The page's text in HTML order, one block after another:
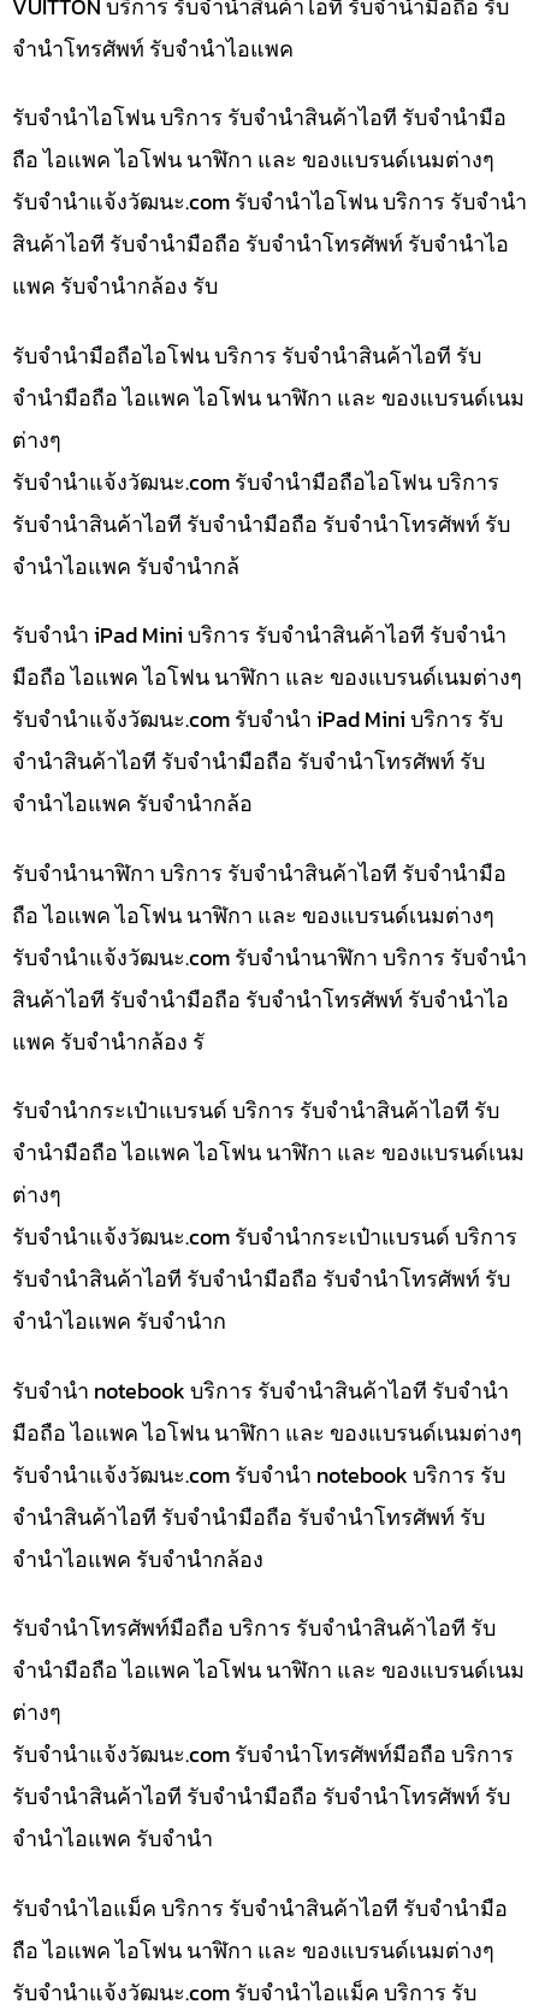
จำนำโทรศัพท์ รับจำนำไอแพค
รับจำนำไอโฟน บริการ รับจำนำสินค้าไอที รับจำนำมือ
ถือ ไอแพค ไอโฟน นาฬิกา และ ของแบรนด์เนมต่างๆ
รับจํานําแจ้งวัฒนะ.com รับจำนำไอโฟน บริการ รับจำนำ
สินค้าไอที รับจำนำมือถือ รับจำนำโทรศัพท์ รับจำนำไอ
แพค รับจำนำกล้อง รับ
รับจำนำมือถือไอโฟน บริการ รับจำนำสินค้าไอที รับ
จำนำมือถือ ไอแพค ไอโฟน นาฬิกา และ ของแบรนด์เนม
ต่างๆ
รับจํานําแจ้งวัฒนะ.com รับจำนำมือถือไอโฟน บริการ
รับจำนำสินค้าไอที รับจำนำมือถือ รับจำนำโทรศัพท์ รับ
จำนำไอแพค รับจำนำกล้
รับจำนำ iPad Mini บริการ รับจำนำสินค้าไอที รับจำนำ
มือถือ ไอแพค ไอโฟน นาฬิกา และ ของแบรนด์เนมต่างๆ
รับจํานําแจ้งวัฒนะ.com รับจำนำ iPad Mini บริการ รับ
จำนำสินค้าไอที รับจำนำมือถือ รับจำนำโทรศัพท์ รับ
จำนำไอแพค รับจำนำกล้อ
รับจำนำนาฬิกา บริการ รับจำนำสินค้าไอที รับจำนำมือ
ถือ ไอแพค ไอโฟน นาฬิกา และ ของแบรนด์เนมต่างๆ
รับจํานําแจ้งวัฒนะ.com รับจำนำนาฬิกา บริการ รับจำนำ
สินค้าไอที รับจำนำมือถือ รับจำนำโทรศัพท์ รับจำนำไอ
แพค รับจำนำกล้อง รั
รับจำนำกระเป๋าแบรนด์ บริการ รับจำนำสินค้าไอที รับ
จำนำมือถือ ไอแพค ไอโฟน นาฬิกา และ ของแบรนด์เนม
ต่างๆ
รับจํานําแจ้งวัฒนะ.com รับจำนำกระเป๋าแบรนด์ บริการ
รับจำนำสินค้าไอที รับจำนำมือถือ รับจำนำโทรศัพท์ รับ
จำนำไอแพค รับจำนำก
รับจำนำ notebook บริการ รับจำนำสินค้าไอที รับจำนำ
มือถือ ไอแพค ไอโฟน นาฬิกา และ ของแบรนด์เนมต่างๆ
รับจํานําแจ้งวัฒนะ.com รับจำนำ notebook บริการ รับ
จำนำสินค้าไอที รับจำนำมือถือ รับจำนำโทรศัพท์ รับ
จำนำไอแพค รับจำนำกล้อง
รับจำนำโทรศัพท์มือถือ บริการ รับจำนำสินค้าไอที รับ
จำนำมือถือ ไอแพค ไอโฟน นาฬิกา และ ของแบรนด์เนม
ต่างๆ
รับจํานําแจ้งวัฒนะ.com รับจำนำโทรศัพท์มือถือ บริการ
รับจำนำสินค้าไอที รับจำนำมือถือ รับจำนำโทรศัพท์ รับ
จำนำไอแพค รับจำนำ
รับจำนำไอแม็ค บริการ รับจำนำสินค้าไอที รับจำนำมือ
ถือ ไอแพค ไอโฟน นาฬิกา และ ของแบรนด์เนมต่างๆ
รับจํานําแจ้งวัฒนะ.com รับจำนำไอแม็ค บริการ รับ